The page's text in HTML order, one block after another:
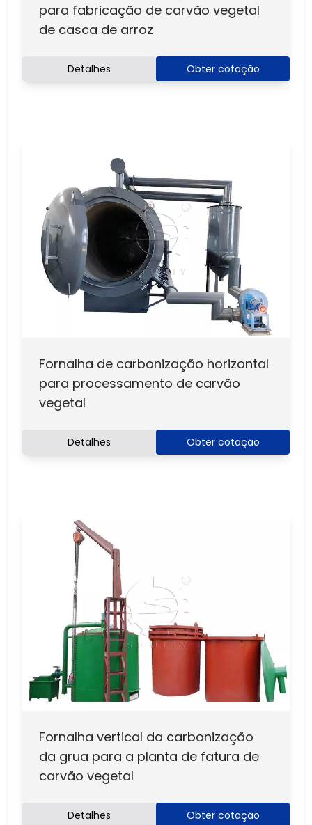
para fabricação de carvão vegetal
de casca de arroz
Detalhes Obter cotação
Fornalha de carbonização horizontal
para processamento de carvão
vegetal
Detalhes Obter cotação
Fornalha vertical da carbonização
da grua para a planta de fatura de
carvão vegetal
Detalhes Obter cotação